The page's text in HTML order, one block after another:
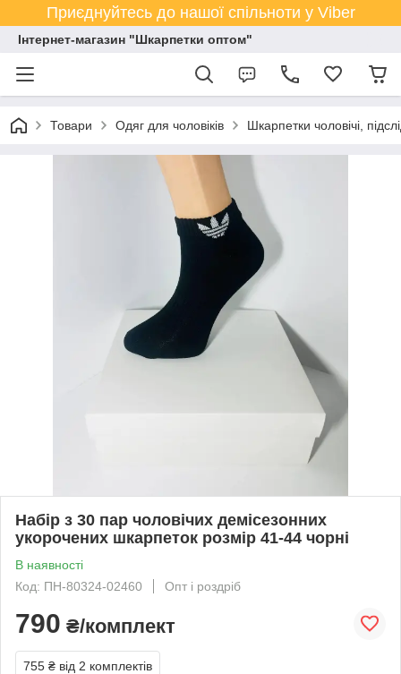
Приєднуйтесь до нашої спільноти у Viber
Інтернет-магазин "Шкарпетки оптом"
Товари Одяг для чоловіків Шкарпетки чоловічі,
Набір з 30 пар чоловічих демісезонних
укорочених шкарпеток розмір 41-44 чорні
В наявності
Код: ПН-80324-02460
Опт і роздріб
790 ₴/комплект
755 ₴ від 2 комплектів